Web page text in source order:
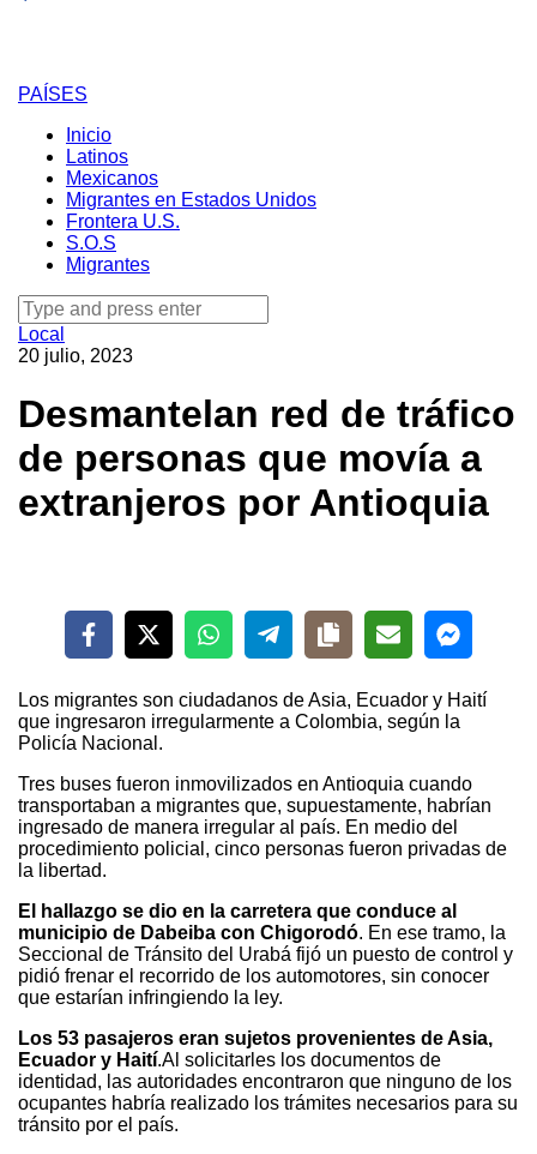
PAÍSES
Inicio
Latinos
Mexicanos
Migrantes en Estados Unidos
Frontera U.S.
S.O.S
Migrantes
Search
for:
Local
20 julio, 2023
Desmantelan red de tráfico
de personas que movía a
extranjeros por Antioquia
Los migrantes son ciudadanos de Asia, Ecuador y Haití
que ingresaron irregularmente a Colombia, según la
Policía Nacional.
Tres buses fueron inmovilizados en Antioquia cuando
transportaban a migrantes que, supuestamente, habrían
ingresado de manera irregular al país. En medio del
procedimiento policial, cinco personas fueron privadas de
la libertad.
El hallazgo se dio en la carretera que conduce al
municipio de Dabeiba con Chigorodó. En ese tramo, la
Seccional de Tránsito del Urabá fijó un puesto de control y
pidió frenar el recorrido de los automotores, sin conocer
que estarían infringiendo la ley.
Los 53 pasajeros eran sujetos provenientes de Asia,
Ecuador y Haití.Al solicitarles los documentos de
identidad, las autoridades encontraron que ninguno de los
ocupantes habría realizado los trámites necesarios para su
tránsito por el país.